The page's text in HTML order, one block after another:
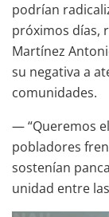
podrían
próximos días,
Martínez
su negativa a
comunidades.
— “Queremos
pobladores
sostenían
unidad entre